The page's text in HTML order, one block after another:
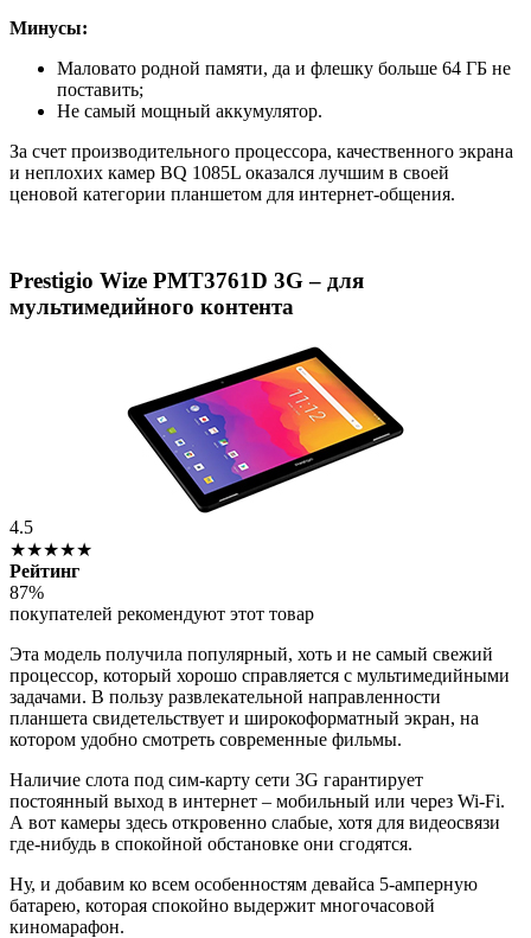
Минусы:
Маловато родной памяти, да и флешку больше 64 ГБ не
поставить;
Не самый мощный аккумулятор.
За счет производительного процессора, качественного экрана
и неплохих камер BQ 1085L оказался лучшим в своей
ценовой категории планшетом для интернет-общения.
Prestigio Wize PMT3761D 3G – для
мультимедийного контента
4.5
★★★★★
Рейтинг
87%
покупателей рекомендуют этот товар
Эта модель получила популярный, хоть и не самый свежий
процессор, который хорошо справляется с мультимедийными
задачами. В пользу развлекательной направленности
планшета свидетельствует и широкоформатный экран, на
котором удобно смотреть современные фильмы.
Наличие слота под сим-карту сети 3G гарантирует
постоянный выход в интернет – мобильный или через Wi-Fi.
А вот камеры здесь откровенно слабые, хотя для видеосвязи
где-нибудь в спокойной обстановке они сгодятся.
Ну, и добавим ко всем особенностям девайса 5-амперную
батарею, которая спокойно выдержит многочасовой
киномарафон.